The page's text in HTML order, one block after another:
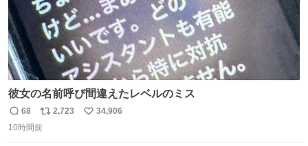
彼女の名前呼び間違えたレベルのミス
返
信
68
リ
ポ
2,723
い
34,906
10時間前